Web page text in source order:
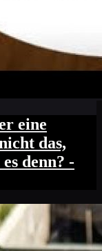
eine
das,
denn? -